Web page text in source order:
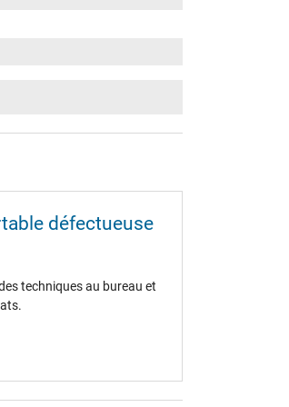
défectueuse
techniques au bureau et